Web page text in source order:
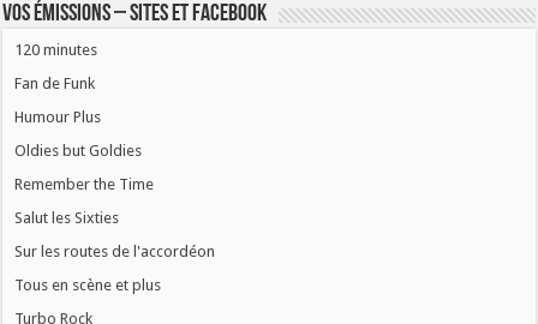
Vos émissions – Sites et Facebook
120 minutes
Fan de Funk
Humour Plus
Oldies but Goldies
Remember the Time
Salut les Sixties
Sur les routes de l'accordéon
Tous en scène et plus
Turbo Rock